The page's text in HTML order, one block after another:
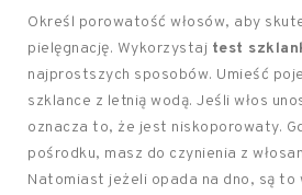
Określ porowatość włosów, aby
pielęgnację. Wykorzystaj test
najprostszych sposobów. Umieść
szklance z letnią wodą. Jeśli włos
oznacza to, że jest niskoporowaty.
pośrodku, masz do czynienia z
Natomiast jeżeli opada na dno, są to